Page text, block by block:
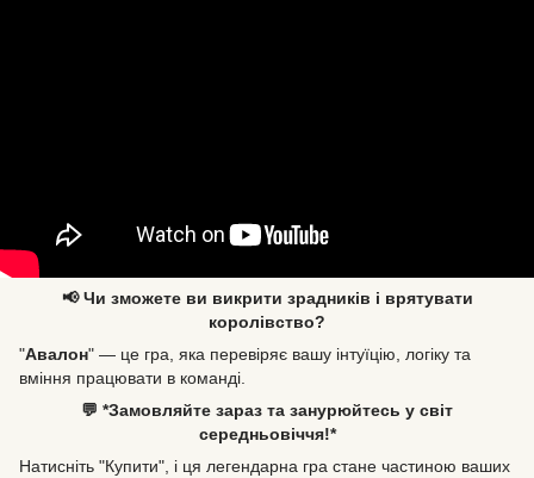
📢 Чи зможете ви викрити зрадників і врятувати
королівство?
"Авалон" — це гра, яка перевіряє вашу інтуїцію, логіку та
вміння працювати в команді.
💬 *Замовляйте зараз та занурюйтесь у світ
середньовіччя!*
Натисніть "Купити", і ця легендарна гра стане частиною ваших